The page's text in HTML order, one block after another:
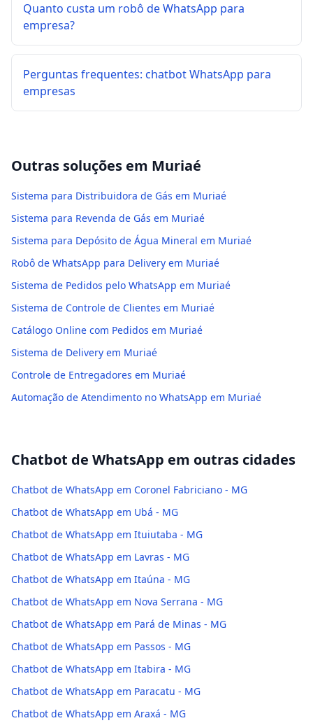
Quanto custa um robô de WhatsApp para
empresa?
Perguntas frequentes: chatbot WhatsApp para
empresas
Outras soluções em Muriaé
Sistema para Distribuidora de Gás em Muriaé
Sistema para Revenda de Gás em Muriaé
Sistema para Depósito de Água Mineral em Muriaé
Robô de WhatsApp para Delivery em Muriaé
Sistema de Pedidos pelo WhatsApp em Muriaé
Sistema de Controle de Clientes em Muriaé
Catálogo Online com Pedidos em Muriaé
Sistema de Delivery em Muriaé
Controle de Entregadores em Muriaé
Automação de Atendimento no WhatsApp em Muriaé
Chatbot de WhatsApp em outras cidades
Chatbot de WhatsApp em Coronel Fabriciano - MG
Chatbot de WhatsApp em Ubá - MG
Chatbot de WhatsApp em Ituiutaba - MG
Chatbot de WhatsApp em Lavras - MG
Chatbot de WhatsApp em Itaúna - MG
Chatbot de WhatsApp em Nova Serrana - MG
Chatbot de WhatsApp em Pará de Minas - MG
Chatbot de WhatsApp em Passos - MG
Chatbot de WhatsApp em Itabira - MG
Chatbot de WhatsApp em Paracatu - MG
Chatbot de WhatsApp em Araxá - MG